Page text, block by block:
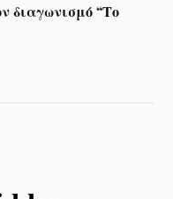
διαγωνισμό “Το